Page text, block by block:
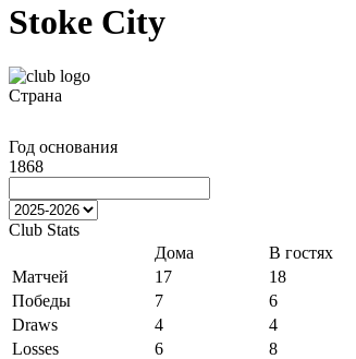
Stoke City
Страна
Год основания
1868
Club Stats
Дома
В гостях
Матчей
17 18
Победы
7 6
Draws
4 4
Losses
6 8